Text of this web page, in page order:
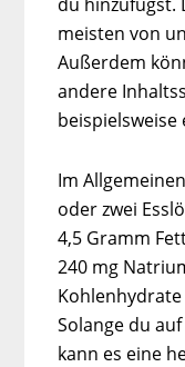
meisten von
Außerdem
andere
beispielsweise
Im
oder zwei
4,5 Gramm
240 mg
Solange du
kann es eine